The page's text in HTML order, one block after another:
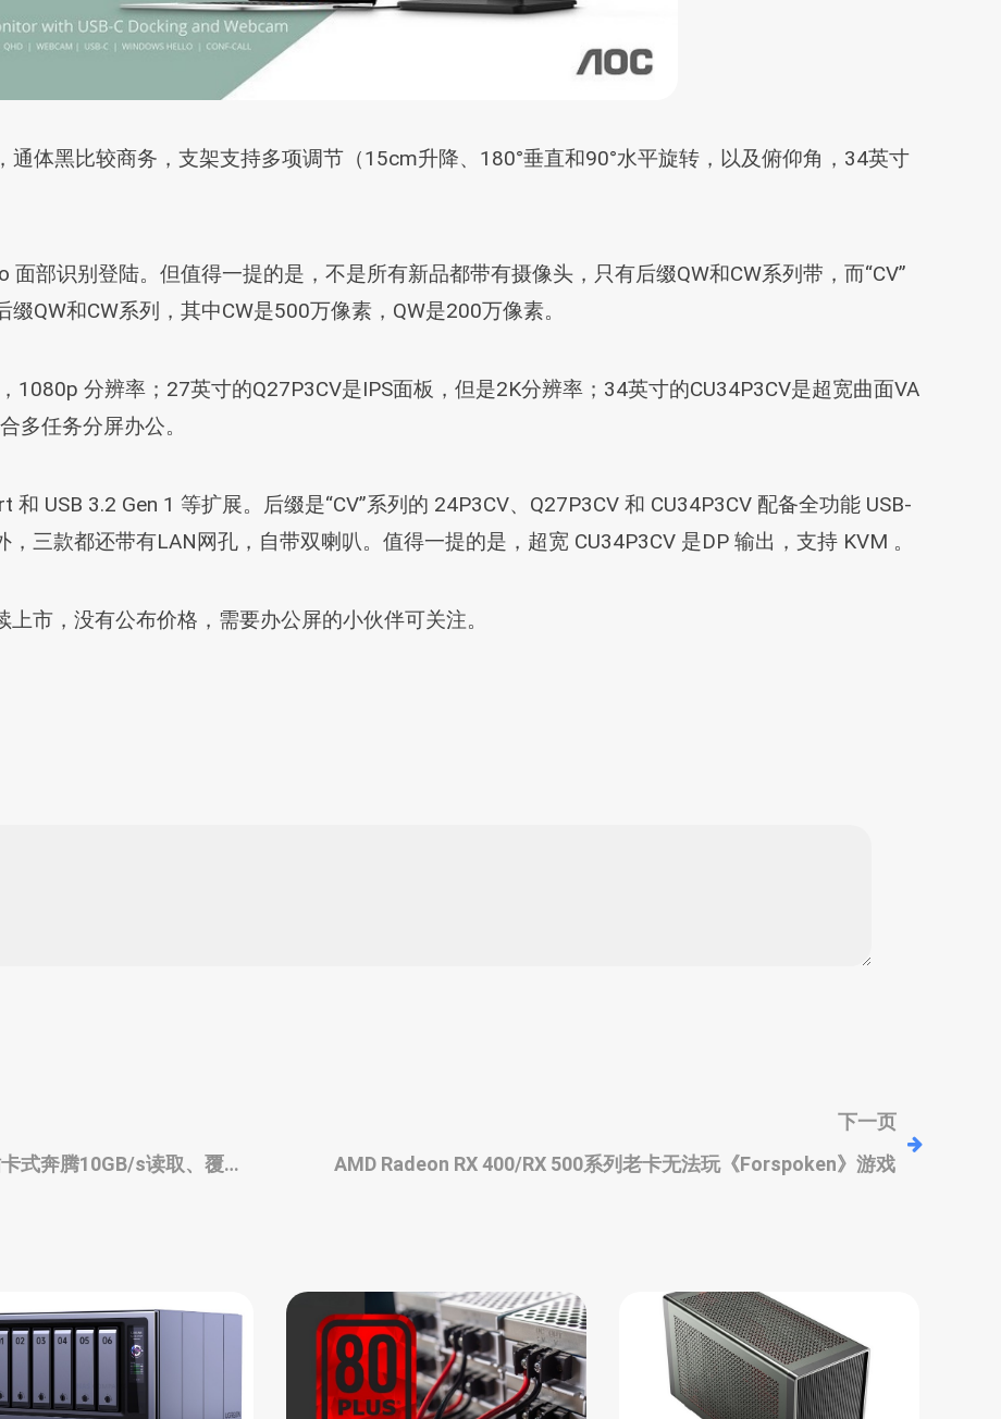
通体黑比较商务，支架支持多项调节（15cm升降、180°垂直和90°水平旋转，以及俯仰角，34英寸
部识别登陆。但值得一提的是，不是所有新品都带有摄像头，只有后缀QW和CW系列带，而“CV”
QW和CW系列，其中CW是500万像素，QW是200万像素。
1080p 分辨率；27英寸的Q27P3CV是IPS面板，但是2K分辨率；34英寸的CU34P3CV是超宽曲面VA
多任务分屏办公。
USB 3.2 Gen 1 等扩展。后缀是“CV”系列的 24P3CV、Q27P3CV 和 CU34P3CV 配备全功能 USB-
三款都还带有LAN网孔，自带双喇叭。值得一提的是，超宽 CU34P3CV 是DP 输出，支持 KVM 。
市，没有公布价格，需要办公屏的小伙伴可关注。
式奔腾10GB/s读取、覆盖
下一页
AMD Radeon RX 400/RX 500系列老卡无法玩《Forspoken》游戏